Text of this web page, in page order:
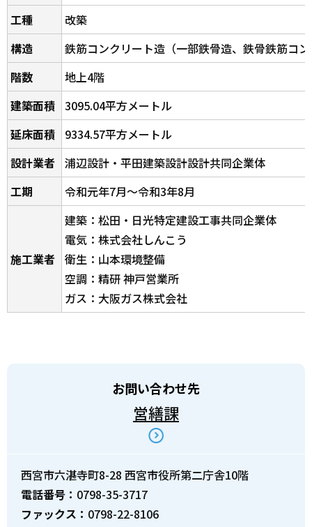
工種
改築
構造
鉄筋コンクリート造（一部鉄骨造、鉄骨鉄筋コ
階数
地上4階
建築面積 3095.04平方メートル
延床面積
9334.57平方メートル
設計業者 浦辺設計・平田建築設計設計共同企業体
工期
令和元年7月～令和3年8月
施工業者
建築：松田・日光特定建設工事共同企業体
電気：株式会社しんこう
衛生：山本環境整備
空調：精研 神戸営業所
ガス：大阪ガス株式会社
お問い合わせ先
営繕課
西宮市六湛寺町8-28 西宮市役所第二庁舎10階
電話番号： 0798-35-3717
ファックス： 0798-22-8106